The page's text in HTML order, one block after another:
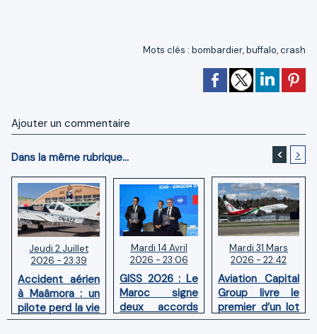
Mots clés : bombardier,buffalo,crash
Ajouter un commentaire
Dans la même rubrique... < >
Jeudi 2 Juillet
2026 - 23:39
Accident aérien
à Maâmora : un
pilote perd la vie
en combat
Mardi 14 Avril
2026 - 23:06
GISS 2026 : Le
Maroc signe
deux accords
avec l'OACI
Mardi 31 Mars
2026 - 22:42
Aviation Capital
Group livre le
premier d’un lot
de six Boeing